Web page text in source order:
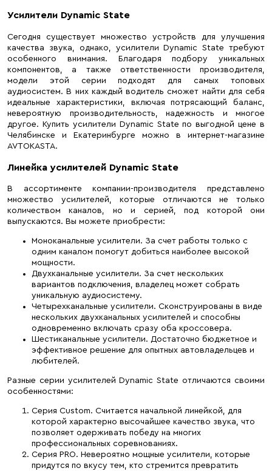
Усилители Dynamic State
Сегодня существует множество устройств для улучшения
качества звука, однако, усилители Dynamic State требуют
особенного внимания. Благодаря подбору уникальных
компонентов, а также ответственности производителя,
модели этой серии подходят для самых топовых
аудиосистем. В них каждый водитель сможет найти для себя
идеальные характеристики, включая потрясающий баланс,
невероятную производительность, надежность и многое
другое. Купить усилители Dynamic State по выгодной цене в
Челябинске и Екатеринбурге можно в интернет-магазине
AVTOKASTA.
Линейка усилителей Dynamic State
В ассортименте компании-производителя представлено
множество усилителей, которые отличаются не только
количеством каналов, но и серией, под которой они
выпускаются. Вы можете приобрести:
Моноканальные усилители. За счет работы только с
одним каналом помогут добиться наиболее высокой
мощности.
Двухканальные усилители. За счет нескольких
вариантов подключения, владелец может собрать
уникальную аудиосистему.
Четырехканальные усилители. Сконструированы в виде
нескольких двухканальных усилителей и способны
одновременно включать сразу оба кроссовера.
Шестиканальные усилители. Достаточно бюджетное и
эффективное решение для опытных автовладельцев и
любителей.
Разные серии усилителей Dynamic State отличаются своими
особенностями:
Серия Custom. Считается начальной линейкой, для
которой характерно высочайшее качество звука, что
позволяет одерживать победу на многих
профессиональных соревнованиях.
Серия PRO. Невероятно мощные усилители, которые
придутся по вкусу тем, кто стремится превратить